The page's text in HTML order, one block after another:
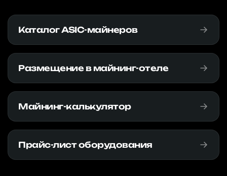
Каталог ASIC-майнеров
Размещение в майнинг-отеле
Майнинг-калькулятор
Прайс-лист оборудования